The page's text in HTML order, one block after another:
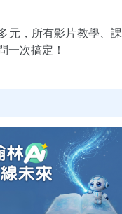
元，所有影片教學、課
一次搞定！